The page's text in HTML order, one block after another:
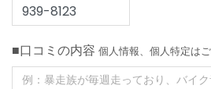
■口コミの内容 個人情報、個人特定は